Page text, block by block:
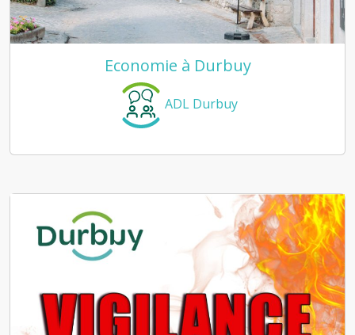
Economie à Durbuy
ADL Durbuy